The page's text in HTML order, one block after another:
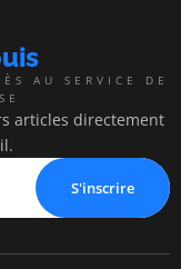
AU SERVICE DE
articles directement
S'inscrire